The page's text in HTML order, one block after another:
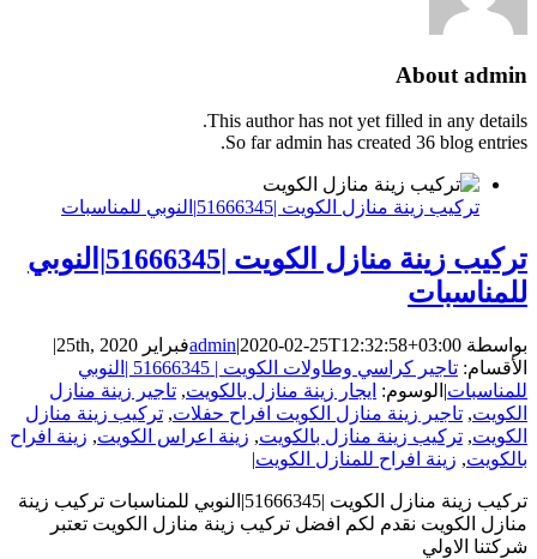
About admin
This author has not yet filled in any details.
So far admin has created 36 blog entries.
تركيب زينة منازل الكويت |51666345|النوبي للمناسبات
تركيب زينة منازل الكويت |51666345|النوبي
للمناسبات
بواسطة admin|2020-02-25T12:32:58+03:00 فبراير 25th, 2020
|
الأقسام:
تاجير كراسي وطاولات الكويت | 51666345 |النوبي
للمناسبات| الوسوم: ايجار زينة منازل بالكويت, تاجير زينة منازل
الكويت, تاجير زينة منازل الكويت افراح حفلات, تركيب زينة منازل
الكويت, تركيب زينة منازل بالكويت, زينة اعراس الكويت, زينة افراح
بالكويت, زينة افراح للمنازل الكويت|
تركيب زينة منازل الكويت |51666345|النوبي للمناسبات تركيب زينة
منازل الكويت نقدم لكم افضل تركيب زينة منازل الكويت تعتبر
شركتنا الاولي